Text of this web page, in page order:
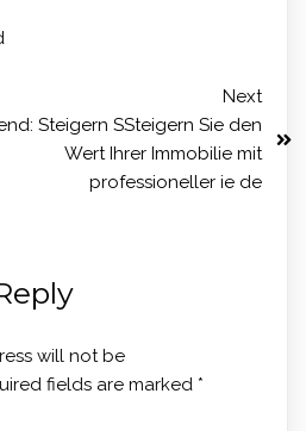
Next
Steigern SSteigern Sie den
Wert Ihrer Immobilie mit
professioneller ie de
will not be
fields are marked *